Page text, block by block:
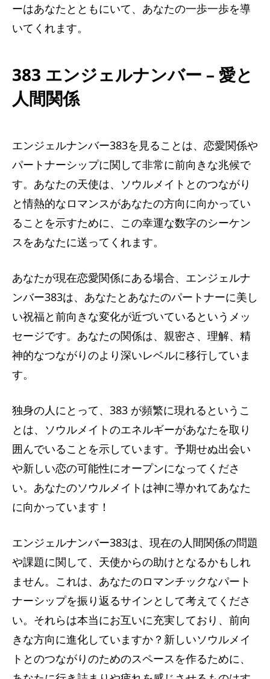
ーはあなたとともにいて、あなたの一歩一歩を導
いてくれます。
383 エンジェルナンバー – 愛と
人間関係
エンジェルナンバー383を見ることは、恋愛関係や
パートナーシップに関して非常に前向きな兆候で
す。あなたの天使は、ソウルメイトとのつながり
と情熱的なロマンスがあなたの方向に向かってい
ることを示すために、この幸運な数字のシーケン
スをあなたに送ってくれます。
あなたが現在恋愛関係にある場合、エンジェルナ
ンバー383は​​、あなたとあなたのパートナーに美し
い祝福と前向きな変化が近づいているというメッ
セージです。あなたの関係は、親密さ、理解、精
神的なつながりのより深いレベルに移行していま
す。
独身の人にとって、383 が頻繁に現れるというこ
とは、ソウルメイトのエネルギーがあなたを取り
囲んでいることを示しています。予期せぬ出会い
や新しい恋の可能性にオープンになってくださ
い。あなたのソウルメイトは神に導かれてあなた
に向かっています！
エンジェルナンバー383は​​、現在の人間関係の問題
や課題に関して、天使からの助けとなるかもしれ
ません。これは、あなたのロマンチックなパート
ナーシップを振り返るサインとして考えてくださ
い。それらは本当にお互いに充実しており、前向
きな方向に進化していますか？新しいソウルメイ
トとのつながりのためのスペースを作るために、